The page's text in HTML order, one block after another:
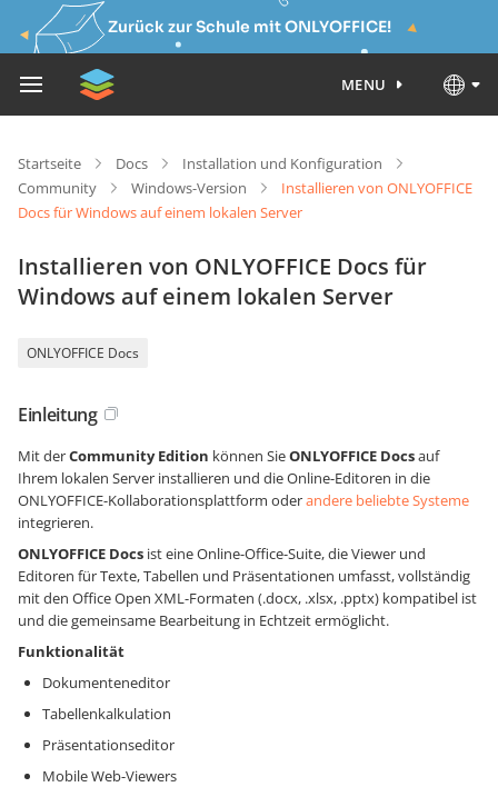
Zurück zur Schule mit ONLYOFFICE!
MENU
Startseite Docs
Installation und Konfiguration
Community
Windows-Version
Installieren von ONLYOFFICE
Docs für Windows auf einem lokalen Server
Installieren von ONLYOFFICE Docs für
Windows auf einem lokalen Server
ONLYOFFICE Docs
Einleitung
Mit derCommunity Edition können SieONLYOFFICE Docsauf
Ihrem lokalen Server installieren und die Online-Editoren in die
ONLYOFFICE-Kollaborationsplattform oderandere beliebte Systeme
integrieren.
ONLYOFFICE Docs ist eine Online-Office-Suite, die Viewer und
Editoren für Texte, Tabellen und Präsentationen umfasst, vollständig
mit den Office Open XML-Formaten (.docx, .xlsx, .pptx) kompatibel ist
und die gemeinsame Bearbeitung in Echtzeit ermöglicht.
Funktionalität
Dokumenteneditor
Tabellenkalkulation
Präsentationseditor
Mobile Web-Viewers